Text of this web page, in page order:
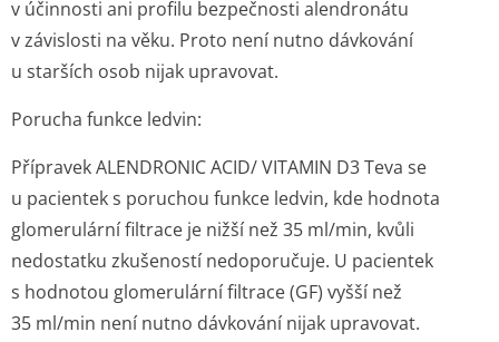
v účinnosti ani profilu bezpečnosti alendronátu
v závislosti na věku. Proto není nutno dávkování
u starších osob nijak upravovat.
Porucha funkce ledvin:
Přípravek ALENDRONIC ACID/ VITAMIN D3 Teva se
u pacientek s poruchou funkce ledvin, kde hodnota
glomerulární filtrace je nižší než 35 ml/min, kvůli
nedostatku zkušeností nedoporučuje. U pacientek
s hodnotou glomerulární filtrace (GF) vyšší než
35 ml/min není nutno dávkování nijak upravovat.